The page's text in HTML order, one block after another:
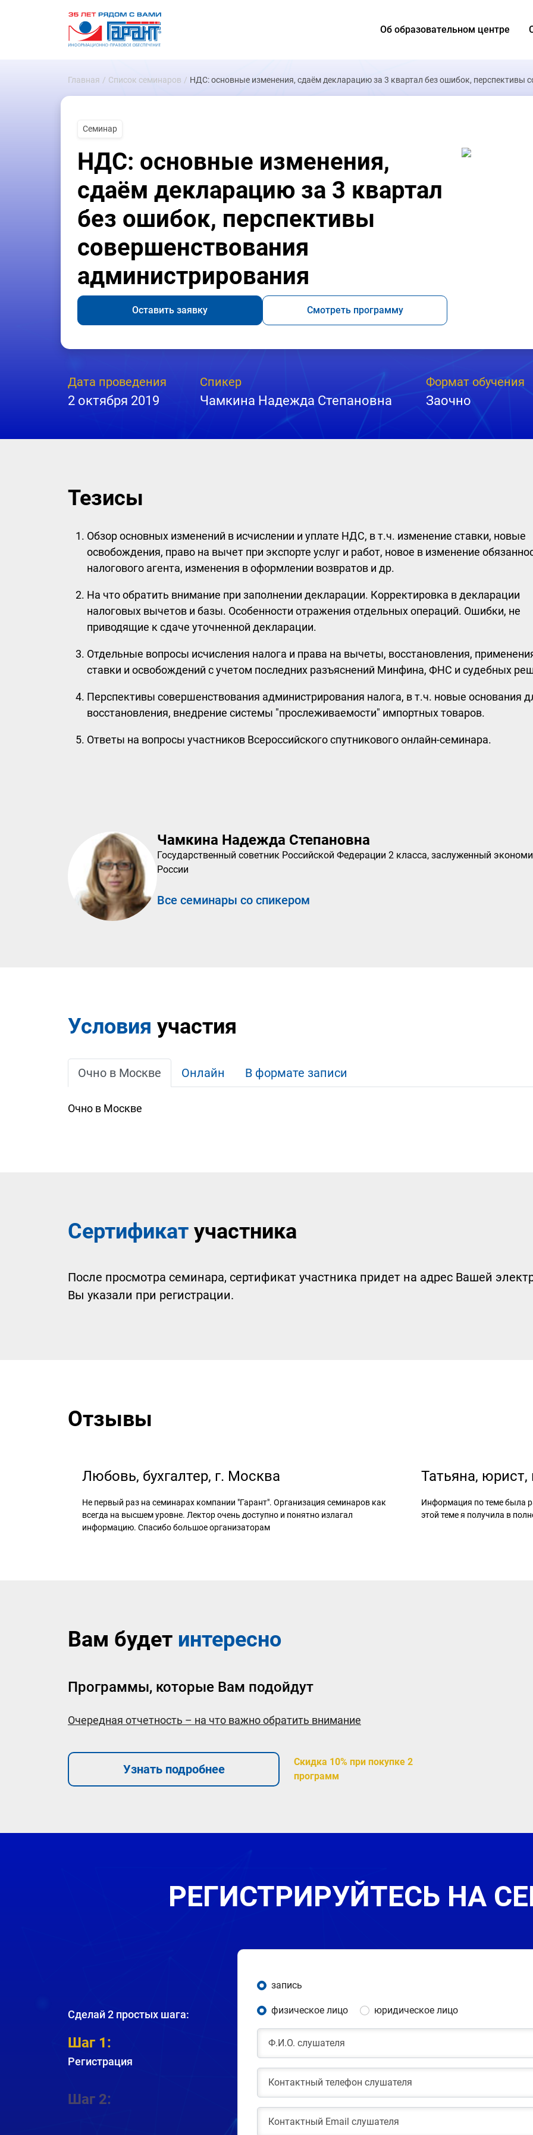
Об образовательном центре
Главная Список семинаров НДС: основные изменения, сдаём декларацию за 3 квартал без ошибок, перспективы
Семинар
НДС: основные изменения,
сдаём декларацию за 3 квартал
без ошибок, перспективы
совершенствования
администрирования
Оставить заявку Смотреть программу
Дата проведения
2 октября 2019
Спикер
Чамкина Надежда Степановна
Формат обучения
Заочно
Тезисы
Обзор основных изменений в исчислении и уплате НДС, в т.ч. изменение ставки, новые
освобождения, право на вычет при экспорте услуг и работ, новое в изменение
налогового агента, изменения в оформлении возвратов и др.
На что обратить внимание при заполнении декларации. Корректировка в декларации
налоговых вычетов и базы. Особенности отражения отдельных операций. Ошибки, не
приводящие к сдаче уточненной декларации.
Отдельные вопросы исчисления налога и права на вычеты, восстановления,
ставки и освобождений с учетом последних разъяснений Минфина, ФНС и судебных
Перспективы совершенствования администрирования налога, в т.ч. новые основания
восстановления, внедрение системы "прослеживаемости" импортных товаров.
Ответы на вопросы участников Всероссийского спутникового онлайн-семинара.
Чамкина Надежда Степановна
Государственный советник Российской Федерации 2 класса, заслуженный
России
Все семинары со спикером
Условия участия
Очно в Москве Онлайн В формате записи
Очно в Москве
Сертификат участника
После просмотра семинара, сертификат участника придет на адрес Вашей
Вы указали при регистрации.
Отзывы
Любовь, бухгалтер, г. Москва
Не первый раз на семинарах компании "Гарант". Организация семинаров как
всегда на высшем уровне. Лектор очень доступно и понятно излагал
информацию. Спасибо большое организаторам
Татьяна,
Информация по теме была
этой теме я получила в
Вам будет интересно
Программы, которые Вам подойдут
Очередная отчетность – на что важно обратить внимание
Узнать подробнее
Скидка 10% при покупке 2
программ
РЕГИСТРИРУЙТЕСЬ НА
Сделай 2 простых шага:
Шаг 1:
Регистрация
Шаг 2:
запись
физическое лицо юридическое лицо